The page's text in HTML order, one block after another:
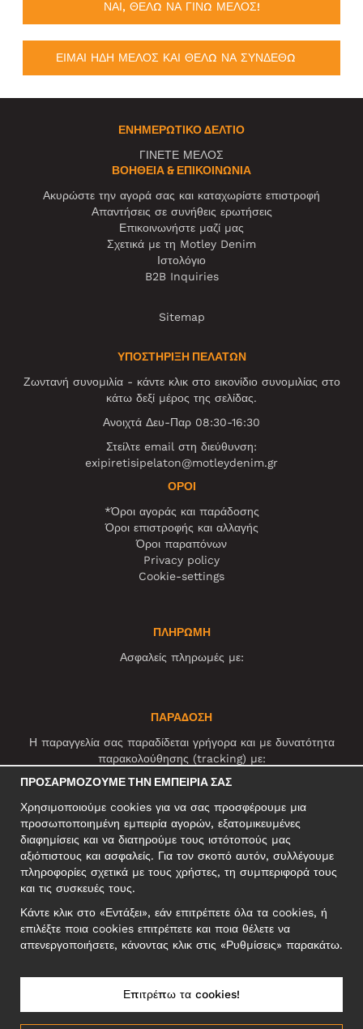
ΝΑΙ, ΘΕΛΩ ΝΑ ΓΙΝΩ ΜΕΛΟΣ!
ΕΙΜΑΙ ΗΔΗ ΜΕΛΟΣ ΚΑΙ ΘΕΛΩ ΝΑ ΣΥΝΔΕΘΩ
ΕΝΗΜΕΡΩΤΙΚΌ ΔΕΛΤΊΟ
ΓΙΝΕΤΕ ΜΕΛΟΣ
ΒΟΉΘΕΙΑ & ΕΠΙΚΟΙΝΩΝΊΑ
Ακυρώστε την αγορά σας και καταχωρίστε επιστροφή
Απαντήσεις σε συνήθεις ερωτήσεις
Επικοινωνήστε μαζί μας
Σχετικά με τη Motley Denim
Ιστολόγιο
B2B Inquiries
Sitemap
ΥΠΟΣΤΗΡΙΞΗ ΠΕΛΑΤΩΝ
Ζωντανή συνομιλία - κάντε κλικ στο εικονίδιο συνομιλίας στο
κάτω δεξί μέρος της σελίδας.
Ανοιχτά Δευ-Παρ 08:30-16:30
Στείλτε email στη διεύθυνση:
exipiretisipelaton@motleydenim.gr
ΌΡΟΙ
*Όροι αγοράς και παράδοσης
Όροι επιστροφής και αλλαγής
Όροι παραπόνων
Privacy policy
Cookie-settings
ΠΛΗΡΩΜΗ
Ασφαλείς πληρωμές με:
ΠΑΡΑΔΟΣΗ
Η παραγγελία σας παραδίδεται γρήγορα και με δυνατότητα
παρακολούθησης (tracking) με:
ΚΟΙΝΩΝΙΚΆ ΔΊΚΤΥΑ
ΕΠΑΓΓΕΛΜΑΤΙΚΗ ΔΙΕΥΘΥΝΣΗ
Motley Denim Europe OÜ
Narva mnt 5, EE-10117 Tallinn
Reg: 12356245
διεύθυνση!
ΠΡΟΣΑΡΜΌΖΟΥΜΕ ΤΗΝ ΕΜΠΕΙΡΊΑ ΣΑΣ
Χρησιμοποιούμε cookies για να σας προσφέρουμε μια
προσωποποιημένη εμπειρία αγορών, εξατομικευμένες
διαφημίσεις και να διατηρούμε τους ιστότοπούς μας
αξιόπιστους και ασφαλείς. Για τον σκοπό αυτόν, συλλέγουμε
πληροφορίες σχετικά με τους χρήστες, τη συμπεριφορά τους
και τις συσκευές τους.
Κάντε κλικ στο «Εντάξει», εάν επιτρέπετε όλα τα cookies, ή
επιλέξτε ποια cookies επιτρέπετε και ποια θέλετε να
απενεργοποιήσετε, κάνοντας κλικ στις «Ρυθμίσεις» παρακάτω.
Επιτρέπω τα cookies!